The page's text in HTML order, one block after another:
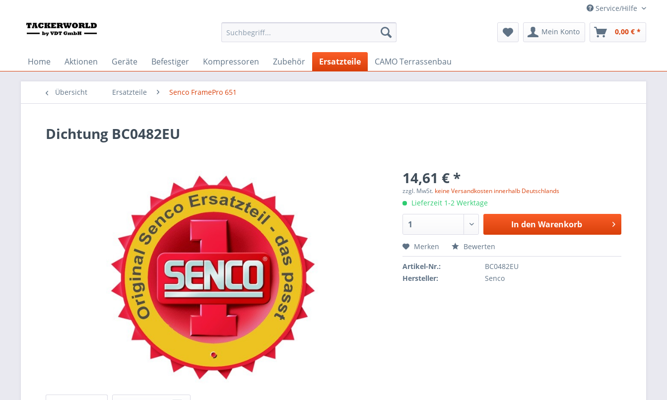
Service/Hilfe
Mein Konto 0,00 € *
Home Aktionen Geräte Befestiger Kompressoren Zubehör Ersatzteile CAMO Terrassenbau
Übersicht Ersatzteile Senco FramePro 651
Dichtung BC0482EU
14,61 € *
zzgl. MwSt. keine Versandkosten innerhalb Deutschlands
Lieferzeit 1-2 Werktage
In den Warenkorb
Merken Bewerten
Artikel-Nr.:
BC0482EU
Hersteller:
Senco